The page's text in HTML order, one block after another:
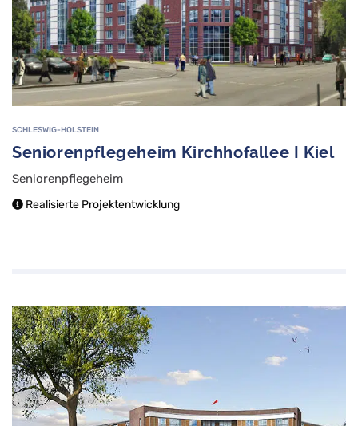
SCHLESWIG-HOLSTEIN
Seniorenpflegeheim Kirchhofallee I Kiel
Seniorenpflegeheim
Realisierte Projektentwicklung